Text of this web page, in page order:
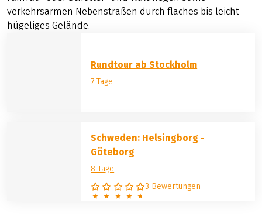
verkehrsarmen Nebenstraßen durch flaches bis leicht
hügeliges Gelände.
Rundtour ab Stockholm
7 Tage
Schweden: Helsingborg -
Göteborg
8 Tage
3 Bewertungen